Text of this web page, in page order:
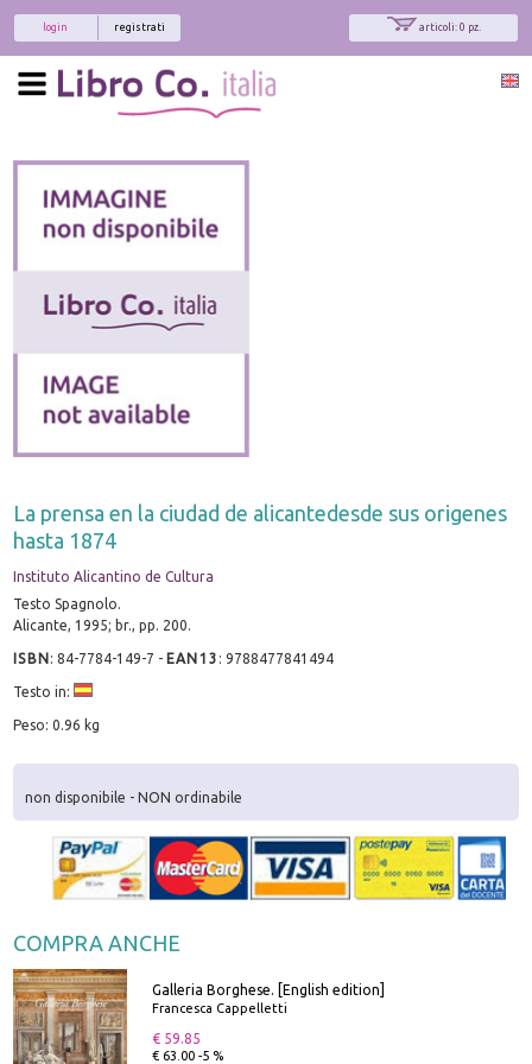
articoli: 0 pz.
registrati
login
La prensa en la ciudad de alicantedesde sus origenes
hasta 1874
Instituto Alicantino de Cultura
Testo Spagnolo.
Alicante, 1995; br., pp. 200.
ISBN:84-7784-149-7 - EAN13 :9788477841494
Testo in:
Peso: 0.96 kg
non disponibile - NON ordinabile
COMPRA ANCHE
Galleria Borghese. [English edition]
Francesca Cappelletti
€ 59.85
€ 63.00 -5 %